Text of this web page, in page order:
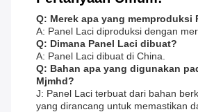
Q: Merek apa yang memproduksi
A: Panel Laci diproduksi dengan
Q: Dimana Panel Laci dibuat?
A: Panel Laci dibuat di China.
Q: Bahan apa yang digunakan
Mjmhd?
J: Panel Laci terbuat dari bahan
yang dirancang untuk memastikan